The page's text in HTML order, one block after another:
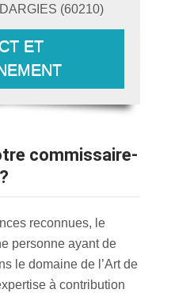
DARGIES (60210)
ET
reconnues, le
personne ayant de
le domaine de l’Art de
à contribution